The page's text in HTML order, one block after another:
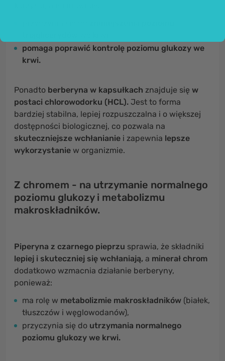
pomaga poprawić kontrolę poziomu glukozy we
krwi.
Ponadto berberyna w kapsułkach znajduje się w
postaci chlorowodorku (HCL). Jest to forma
bardziej stabilna, lepiej rozpuszczalna i o większej
dostępności biologicznej, co pozwala na
skuteczniejsze wchłanianie i zapewnia lepsze
wykorzystanie w organizmie.
Z chromem - na utrzymanie normalnego
poziomu glukozy i metabolizmu
makroskładników.
Piperyna z czarnego pieprzu sprawia, że składniki
lepiej i skuteczniej się wchłaniają, a minerał chrom
dodatkowo wzmacnia działanie berberyny,
ponieważ:
ma rolę w metabolizmie makroskładników (białek,
tłuszczów i węglowodanów),
przyczynia się do utrzymania normalnego
poziomu glukozy we krwi.